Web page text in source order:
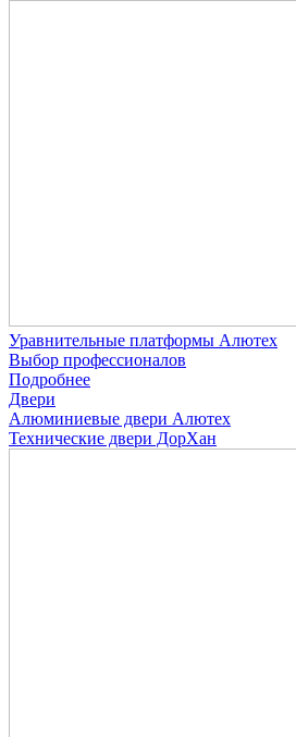
Уравнительные платформы Алютех
Выбор профессионалов
Подробнее
Двери
Алюминиевые двери Алютех
Технические двери ДорХан